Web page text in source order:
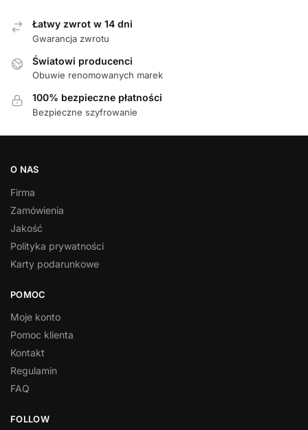
Łatwy zwrot w 14 dni
Gwarancja zwrotu
Światowi producenci
Obuwie renomowanych marek
100% bezpieczne płatności
Bezpieczne szyfrowanie
O NAS
Firma
Zamówienia
Jakość
Polityka prywatności
Karty podarunkowe
POMOC
Moje konto
Pomoc klienta
Kontakt
Regulamin
FAQ
FOLLOW